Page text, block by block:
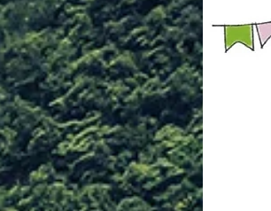
多くの皆様のご来場をお待ちして
おります！ 青年部・おとな部ス
タッフ一同